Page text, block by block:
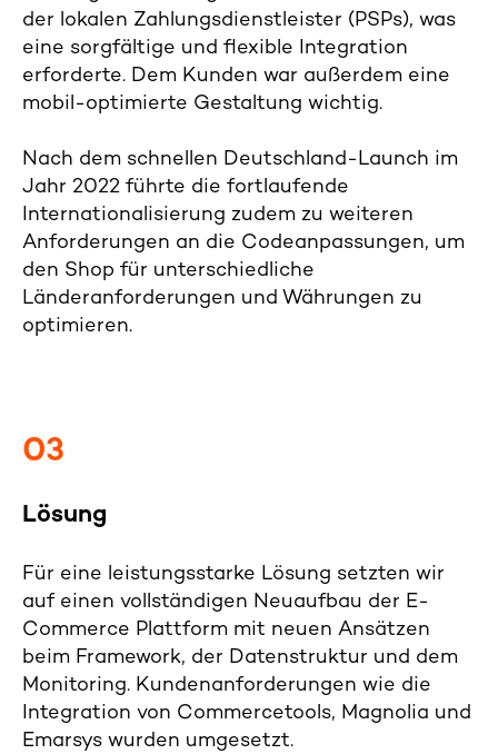
der lokalen Zahlungsdienstleister (PSPs), was
eine sorgfältige und flexible Integration
erforderte. Dem Kunden war außerdem eine
mobil-optimierte Gestaltung wichtig.
Nach dem schnellen Deutschland-Launch im
Jahr 2022 führte die fortlaufende
Internationalisierung zudem zu weiteren
Anforderungen an die Codeanpassungen, um
den Shop für unterschiedliche
Länderanforderungen und Währungen zu
optimieren.
03
Lösung
Für eine leistungsstarke Lösung setzten wir
auf einen vollständigen Neuaufbau der E-
Commerce Plattform mit neuen Ansätzen
beim Framework, der Datenstruktur und dem
Monitoring. Kundenanforderungen wie die
Integration von Commercetools, Magnolia und
Emarsys wurden umgesetzt.